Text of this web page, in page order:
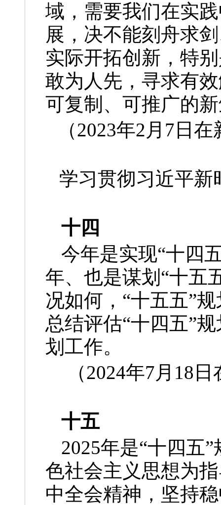
域，需要我们在实
展，决不能刻舟求
实际开拓创新，特
敢为人先，寻求有
可复制、可推广的
（2023年2月7日
学习贯彻习近平
十四
今年是实现“十四
年、也是谋划“十五
况如何，“十五五”
总结评估“十四五”
划工作。
（2024年7月18
十五
2025年是“十四五
色社会主义思想为
中全会精神，坚持